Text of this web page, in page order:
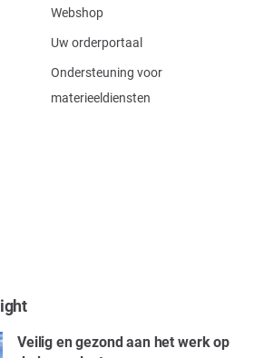
Webshop
Uw orderportaal
Ondersteuning voor
materieeldiensten
Veilig en gezond aan het werk op